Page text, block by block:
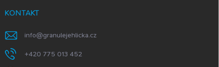
KONTAKT
info@granulejehlicka.cz
+420 775 013 452